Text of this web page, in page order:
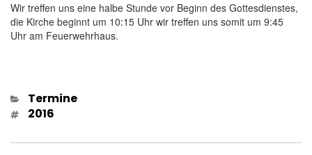
Wir treffen uns eine halbe Stunde vor Beginn des Gottesdienstes,
die Kirche beginnt um 10:15 Uhr wir treffen uns somit um 9:45
Uhr am Feuerwehrhaus.
Kategorien
Termine
Schlagwörter
2016